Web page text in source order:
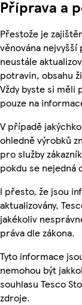
Příprava a
Přestože je
věnována
neustále
potravin, obsahu
Vždy byste si měli
pouze na
V případě
ohledně výrobků
pro služby
pokdu se nejedná
I přesto, že jsou
aktualizovány,
jakékoliv
práva dle zákona.
Tyto informace
nemohou být
souhlasu Tesco
zdroje.